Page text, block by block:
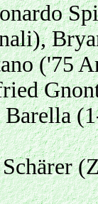
('75